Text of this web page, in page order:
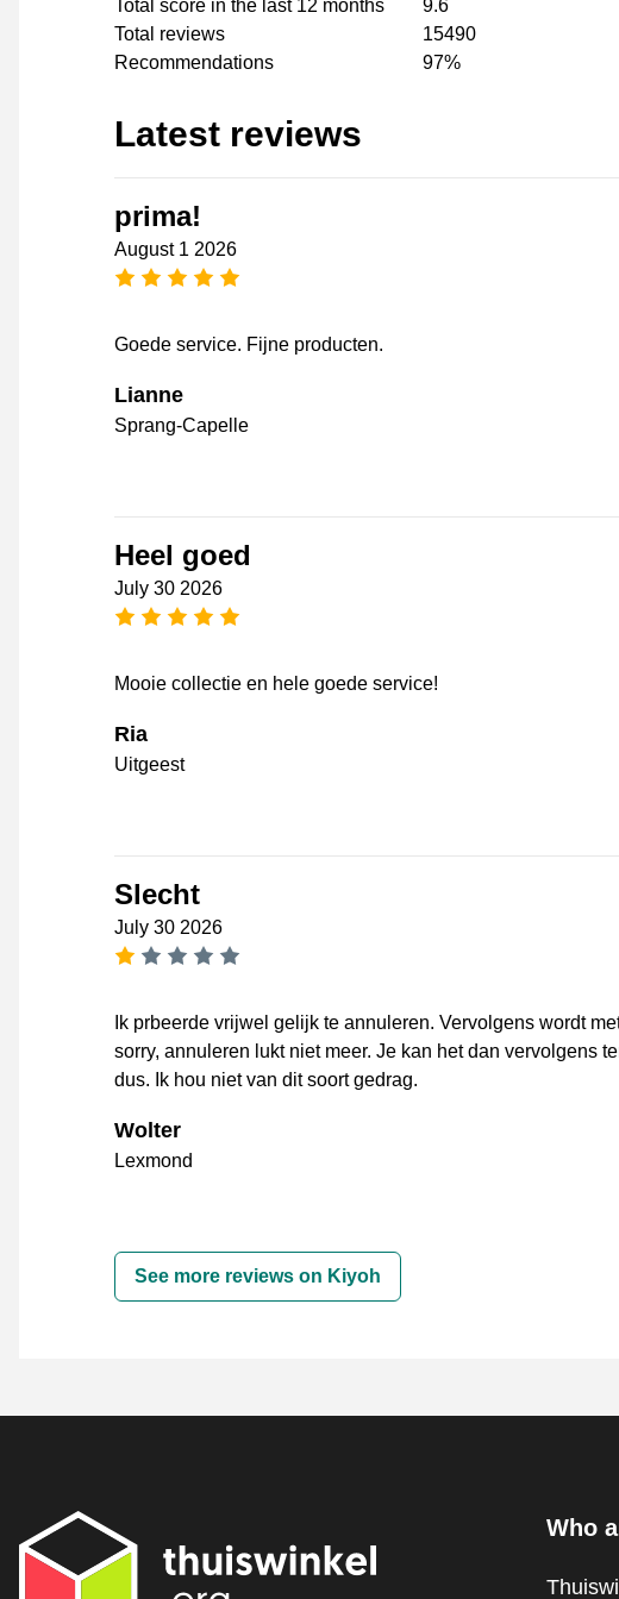
Total score in the last 12 months
9.6
Total reviews
15490
Recommendations
97%
Latest reviews
prima!
August 1 2026
5 stars
Goede service. Fijne producten.
Lianne
Sprang-Capelle
Heel goed
July 30 2026
5 stars
Mooie collectie en hele goede service!
Ria
Uitgeest
Slecht
July 30 2026
Ik prbeerde vrijwel gelijk te annuleren. Vervolgens wordt
sorry, annuleren lukt niet meer. Je kan het dan vervolgens
dus. Ik hou niet van dit soort gedrag.
Wolter
Lexmond
See more reviews on Kiyoh
Who